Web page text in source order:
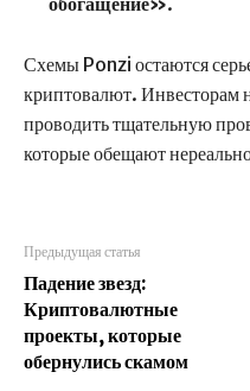
Схемы Ponzi остаются
криптовалют. Инвесторам
проводить тщательную
которые обещают
Предыдущая статья
Падение звезд:
Криптовалютные
проекты, которые
обернулись скамом